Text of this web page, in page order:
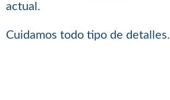
actual.
Cuidamos todo tipo de detalles.